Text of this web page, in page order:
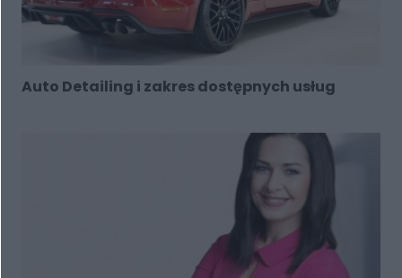
Auto Detailing i zakres dostępnych usług